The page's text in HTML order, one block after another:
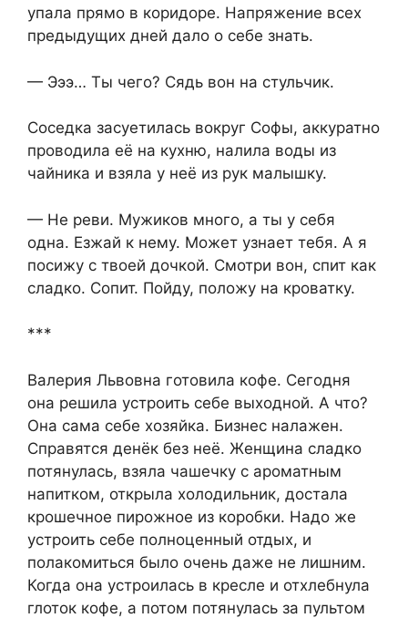
упала прямо в коридоре. Напряжение всех
предыдущих дней дало о себе знать.​
​— Эээ… Ты чего? Сядь вон на стульчик.​
​Соседка засуетилась вокруг Софы, аккуратно
проводила её на кухню, налила воды из
чайника и взяла у неё из рук малышку.​
​— Не реви. Мужиков много, а ты у себя
одна. Езжай к нему. Может узнает тебя. А я
посижу с твоей дочкой. Смотри вон, спит как
сладко. Сопит. Пойду, положу на кроватку.​
​***​
​Валерия Львовна готовила кофе. Сегодня
она решила устроить себе выходной. А что?
Она сама себе хозяйка. Бизнес налажен.
Справятся денёк без неё. Женщина сладко
потянулась, взяла чашечку с ароматным
напитком, открыла холодильник, достала
крошечное пирожное из коробки. Надо же
устроить себе полноценный отдых, и
полакомиться было очень даже не лишним.
Когда она устроилась в кресле и отхлебнула
глоток кофе, а потом потянулась за пультом